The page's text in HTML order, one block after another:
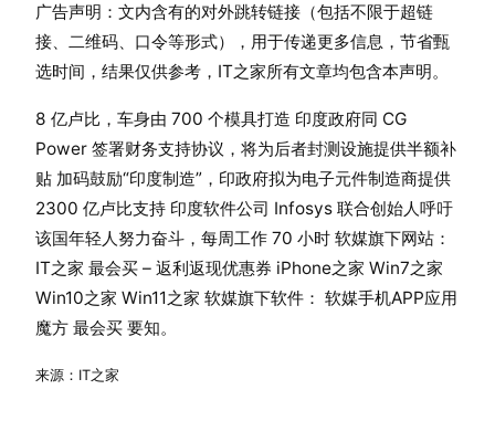
广告声明：文内含有的对外跳转链接（包括不限于超链
接、二维码、口令等形式），用于传递更多信息，节省甄
选时间，结果仅供参考，IT之家所有文章均包含本声明。
8 亿卢比，车身由 700 个模具打造 印度政府同 CG
Power 签署财务支持协议，将为后者封测设施提供半额补
贴 加码鼓励“印度制造”，印政府拟为电子元件制造商提供
2300 亿卢比支持 印度软件公司 Infosys 联合创始人呼吁
该国年轻人努力奋斗，每周工作 70 小时 软媒旗下网站：
IT之家 最会买 – 返利返现优惠券 iPhone之家 Win7之家
Win10之家 Win11之家 软媒旗下软件： 软媒手机APP应用
魔方 最会买 要知。
来源：IT之家